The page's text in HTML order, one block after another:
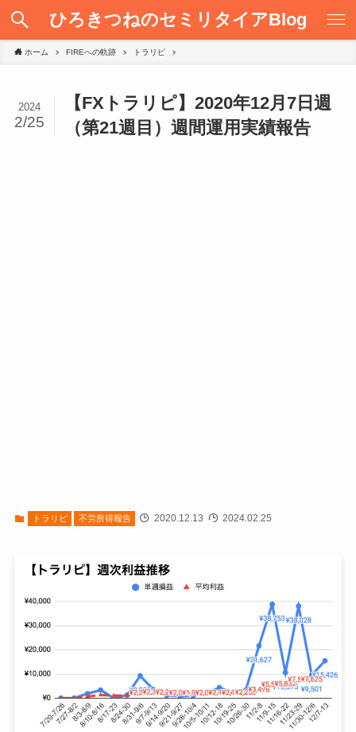
ひろきつねのセミリタイアBlog
ホーム FIREへの軌跡 トラリピ
【FXトラリピ】2020年12月7日週
（第21週目）週間運用実績報告
2024
2/25
トラリピ 不労所得報告 2020.12.13 2024.02.25